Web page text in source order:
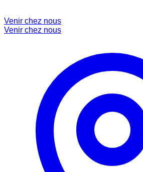
Venir chez nous
Venir chez nous